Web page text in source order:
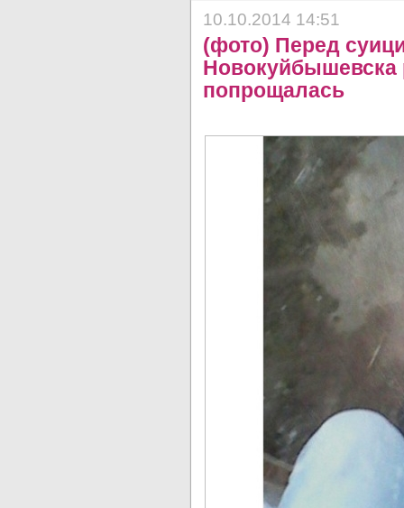
10.10.2014 14:51
(фото) Перед
Новокуйбышевска
попрощалась